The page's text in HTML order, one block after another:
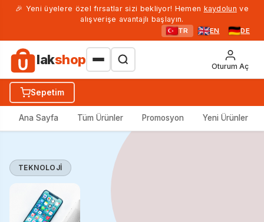
🎉 Yeni üyelere özel fırsatlar sizi bekliyor! Hemen kaydolun ve
alışverişe avantajlı başlayın.
TR EN DE
lakshop Oturum Aç
Sepetim
Ana Sayfa Tüm Ürünler Promosyon Yeni Ürünler
TEKNOLOJI